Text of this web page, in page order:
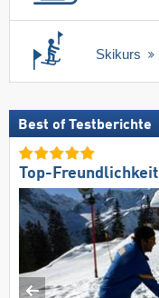
Skikurs
Best of Testberichte
Top-Freundlichkeit